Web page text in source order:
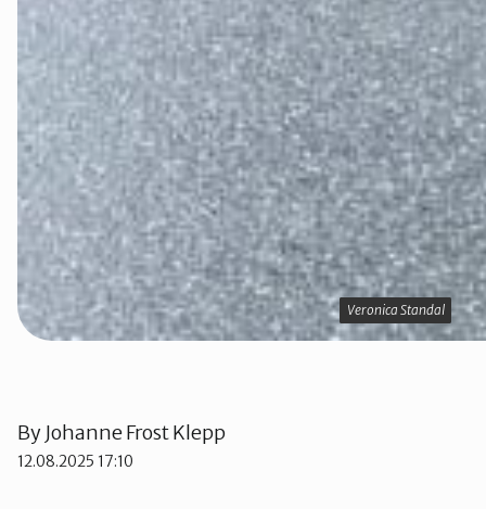
Veronica Standal
Veronica Standal
By Johanne Frost Klepp
12.08.2025 17:10